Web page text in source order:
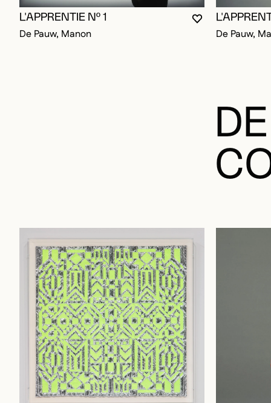
VOUS DEVEZ
FERMER LA
OUVRIR LA
L'APPRENTIE Nº 1
De Pauw, Manon De Pauw,